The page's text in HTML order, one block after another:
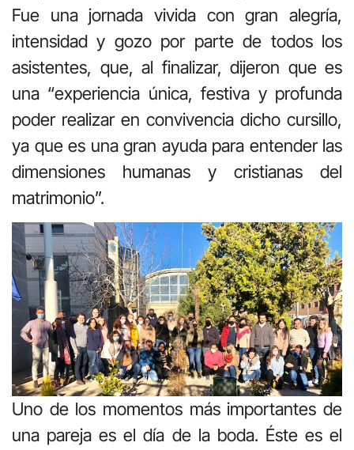
Fue una jornada vivida con gran alegría,
intensidad y gozo por parte de todos los
asistentes, que, al finalizar, dijeron que es
una “experiencia única, festiva y profunda
poder realizar en convivencia dicho cursillo,
ya que es una gran ayuda para entender las
dimensiones humanas y cristianas del
matrimonio”.
Uno de los momentos más importantes de
una pareja es el día de la boda. Éste es el